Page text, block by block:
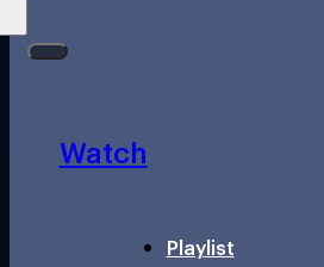
Watch
Playlist